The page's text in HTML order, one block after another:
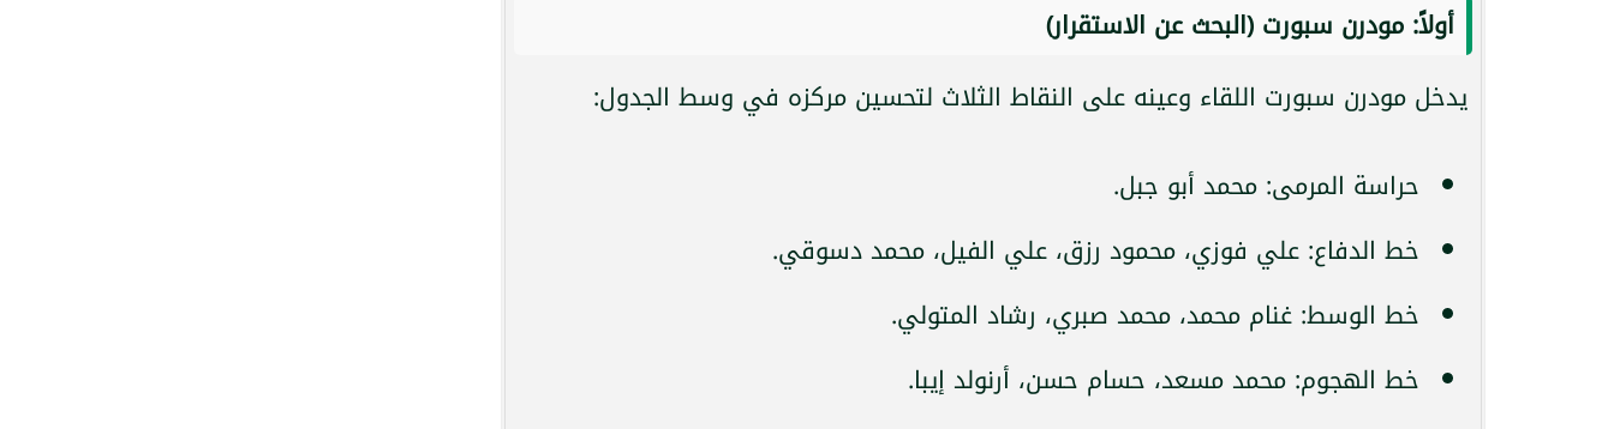
أولاً: مودرن سبورت (البحث عن الاستقرار)
يدخل مودرن سبورت اللقاء وعينه على النقاط الثلاث لتحسين مركزه في وسط الجدول:
حراسة المرمى: محمد أبو جبل.
خط الدفاع: علي فوزي، محمود رزق، علي الفيل، محمد دسوقي.
خط الوسط: غنام محمد، محمد صبري، رشاد المتولي.
خط الهجوم: محمد مسعد، حسام حسن، أرنولد إيبا.